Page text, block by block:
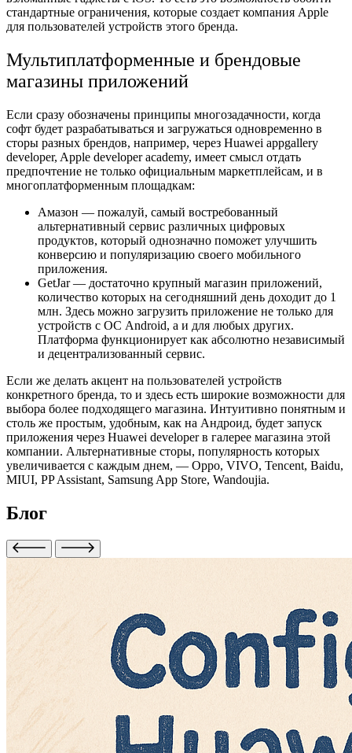
стандартные ограничения, которые создает компания Apple
для пользователей устройств этого бренда.
Мультиплатформенные и брендовые
магазины приложений
Если сразу обозначены принципы многозадачности, когда
софт будет разрабатываться и загружаться одновременно в
сторы разных брендов, например, через Huawei appgallery
developer, Apple developer academy, имеет смысл отдать
предпочтение не только официальным маркетплейсам, и в
многоплатформенным площадкам:
Амазон — пожалуй, самый востребованный
альтернативный сервис различных цифровых
продуктов, который однозначно поможет улучшить
конверсию и популяризацию своего мобильного
приложения.
GetJar — достаточно крупный магазин приложений,
количество которых на сегодняшний день доходит до 1
млн. Здесь можно загрузить приложение не только для
устройств с ОС Android, а и для любых других.
Платформа функционирует как абсолютно независимый
и децентрализованный сервис.
Если же делать акцент на пользователей устройств
конкретного бренда, то и здесь есть широкие возможности для
выбора более подходящего магазина. Интуитивно понятным и
столь же простым, удобным, как на Андроид, будет запуск
приложения через Huawei developerв галерее магазина этой
компании. Альтернативные сторы, популярность которых
увеличивается с каждым днем, — Oppo, VIVO, Tencent, Baidu,
MIUI, PP Assistant, Samsung App Store, Wandoujia.
Блог